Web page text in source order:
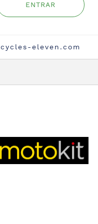
ENTRAR
cycles-eleven.com